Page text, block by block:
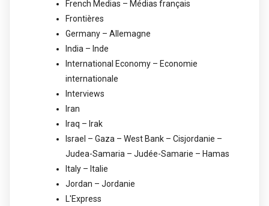
French Medias – Médias français
Frontières
Germany – Allemagne
India – Inde
International Economy – Economie
internationale
Interviews
Iran
Iraq – Irak
Israel – Gaza – West Bank – Cisjordanie –
Judea-Samaria – Judée-Samarie – Hamas
Italy – Italie
Jordan – Jordanie
L'Express